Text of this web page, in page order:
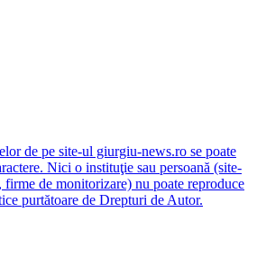
de pe site-ul giurgiu-news.ro se poate
Nici o instituţie sau persoană (site-
de monitorizare) nu poate reproduce
purtătoare de Drepturi de Autor.